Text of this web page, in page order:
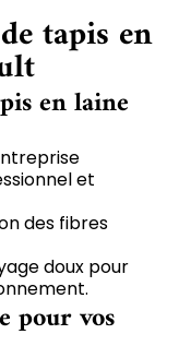
tapis en
en laine
et
des fibres
doux pour
pour vos